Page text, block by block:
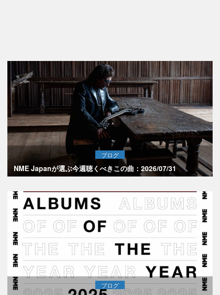
ブログ
NME Japanが選ぶ今週聴くべきこの曲：2026/07/31
ブログ